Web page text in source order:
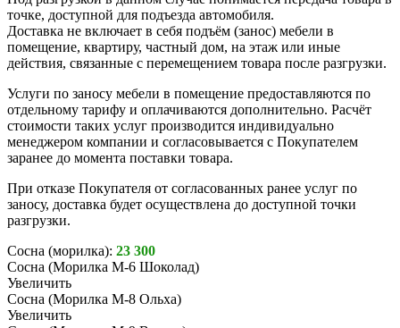
точке, доступной для подъезда автомобиля.
Доставка не включает в себя подъём (занос) мебели в
помещение, квартиру, частный дом, на этаж или иные
действия, связанные с перемещением товара после разгрузки.
Услуги по заносу мебели в помещение предоставляются по
отдельному тарифу и оплачиваются дополнительно. Расчёт
стоимости таких услуг производится индивидуально
менеджером компании и согласовывается с Покупателем
заранее до момента поставки товара.
При отказе Покупателя от согласованных ранее услуг по
заносу, доставка будет осуществлена до доступной точки
разгрузки.
Сосна (морилка): 23 300
Сосна (Морилка М-6 Шоколад)
Увеличить
Сосна (Морилка М-8 Ольха)
Увеличить